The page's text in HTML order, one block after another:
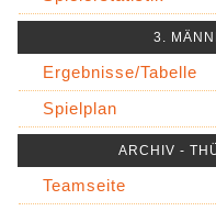
3.
Ergebnisse/Tabelle
Spielplan
ARCHIV -
Teamseite